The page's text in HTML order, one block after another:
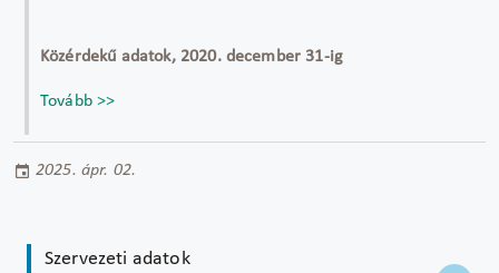
Közérdekű adatok, 2020. december 31-ig
Tovább >>
2025. ápr. 02.
Szervezeti adatok